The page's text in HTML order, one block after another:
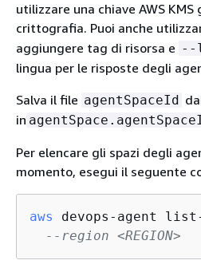
utilizzare una chiave AWS
crittografia. Puoi anche
aggiungere tag di risorsa e --
lingua per le risposte degli
Salva il file agentSpaceId
in
Per elencare gli spazi degli
momento, esegui il seguente
aws
devops-agent
--region <REGION>